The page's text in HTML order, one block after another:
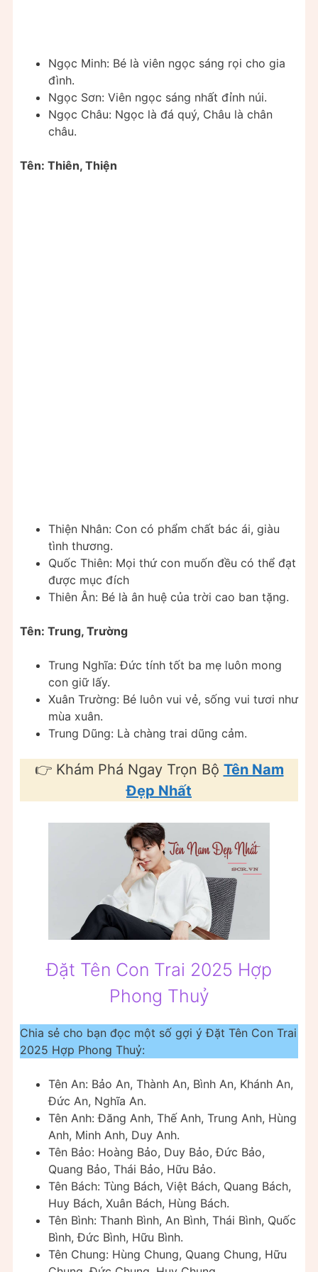
Ngọc Minh: Bé là viên ngọc sáng rọi cho gia
đình.
Ngọc Sơn: Viên ngọc sáng nhất đỉnh núi.
Ngọc Châu: Ngọc là đá quý, Châu là chân
châu.
Tên: Thiên, Thiện
Thiện Nhân: Con có phẩm chất bác ái, giàu
tình thương.
Quốc Thiên: Mọi thứ con muốn đều có thể đạt
được mục đích
Thiên Ân: Bé là ân huệ của trời cao ban tặng.
Tên: Trung, Trường
Trung Nghĩa: Đức tính tốt ba mẹ luôn mong
con giữ lấy.
Xuân Trường: Bé luôn vui vẻ, sống vui tươi như
mùa xuân.
Trung Dũng: Là chàng trai dũng cảm.
👉 Khám Phá Ngay Trọn Bộ Tên Nam
Đẹp Nhất
Đặt Tên Con Trai 2025 Hợp
Phong Thuỷ
Chia sẻ cho bạn đọc một số gợi ý Đặt Tên Con Trai
2025 Hợp Phong Thuỷ:
Tên An: Bảo An, Thành An, Bình An, Khánh An,
Đức An, Nghĩa An.
Tên Anh: Đăng Anh, Thế Anh, Trung Anh, Hùng
Anh, Minh Anh, Duy Anh.
Tên Bảo: Hoàng Bảo, Duy Bảo, Đức Bảo,
Quang Bảo, Thái Bảo, Hữu Bảo.
Tên Bách: Tùng Bách, Việt Bách, Quang Bách,
Huy Bách, Xuân Bách, Hùng Bách.
Tên Bình: Thanh Bình, An Bình, Thái Bình, Quốc
Bình, Đức Bình, Hữu Bình.
Tên Chung: Hùng Chung, Quang Chung, Hữu